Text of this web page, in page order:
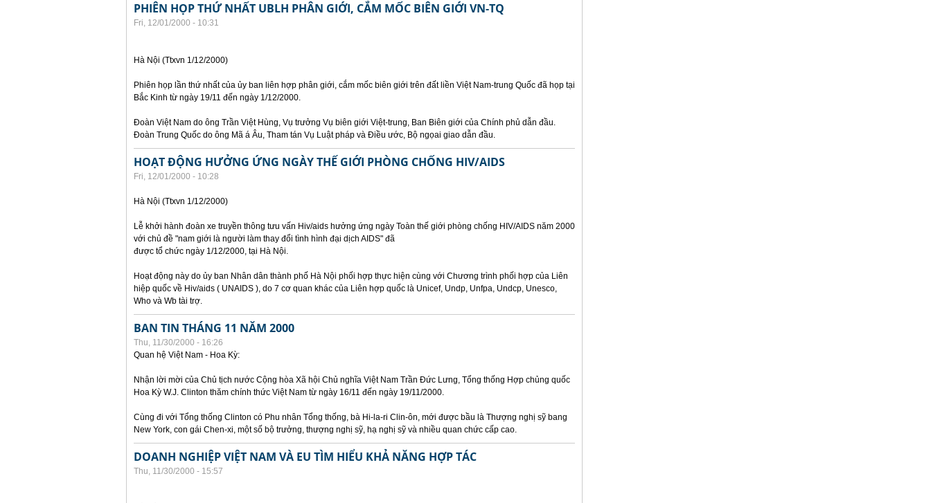
PHIÊN HỌP THỨ NHẤT UBLH PHÂN GIỚI, CẮM MỐC BIÊN GIỚI VN-TQ
Fri, 12/01/2000 - 10:31
Hà Nội (Ttxvn 1/12/2000)
Phiên họp lần thứ nhất của ủy ban liên hợp phân giới, cắm mốc biên giới trên đất liền Việt Nam-trung Quốc đã họp tại
Bắc Kinh từ ngày 19/11 đến ngày 1/12/2000.
Đoàn Việt Nam do ông Trần Việt Hùng, Vụ trưởng Vụ biên giới Việt-trung, Ban Biên giới của Chính phủ dẫn đầu.
Đoàn Trung Quốc do ông Mã á Âu, Tham tán Vụ Luật pháp và Điều ước, Bộ ngọai giao dẫn đầu.
HOẠT ĐỘNG HƯỞNG ỨNG NGÀY THẾ GIỚI PHÒNG CHỐNG HIV/AIDS
Fri, 12/01/2000 - 10:28
Hà Nội (Ttxvn 1/12/2000)
Lễ khởi hành đoàn xe truyền thông tưu vấn Hiv/aids hưởng ứng ngày Toàn thế giới phòng chống HIV/AIDS năm 2000
với chủ đề "nam giới là người làm thay đổi tình hình đại dịch AIDS" đã
được tổ chức ngày 1/12/2000, tại Hà Nội.
Hoạt động này do ủy ban Nhân dân thành phố Hà Nội phối hợp thực hiện cùng với Chương trình phối hợp của Liên
hiệp quốc về Hiv/aids ( UNAIDS ), do 7 cơ quan khác của Liên hợp quốc là Unicef, Undp, Unfpa, Undcp, Unesco,
Who và Wb tài trợ.
BAN TIN THÁNG 11 NĂM 2000
Thu, 11/30/2000 - 16:26
Quan hệ Việt Nam - Hoa Kỳ:
Nhận lời mời của Chủ tịch nước Cộng hòa Xã hội Chủ nghĩa Việt Nam Trần Đức Lưng, Tổng thống Hợp chủng quốc
Hoa Kỳ W.J. Clinton thăm chính thức Việt Nam từ ngày 16/11 đến ngày 19/11/2000.
Cùng đi với Tổng thống Clinton có Phu nhân Tổng thống, bà Hi-la-ri Clin-ôn, mới được bầu là Thượng nghị sỹ bang
New York, con gái Chen-xi, một số bộ trưởng, thượng nghị sỹ, hạ nghị sỹ và nhiều quan chức cấp cao.
DOANH NGHIỆP VIỆT NAM VÀ EU TÌM HIỂU KHẢ NĂNG HỢP TÁC
Thu, 11/30/2000 - 15:57